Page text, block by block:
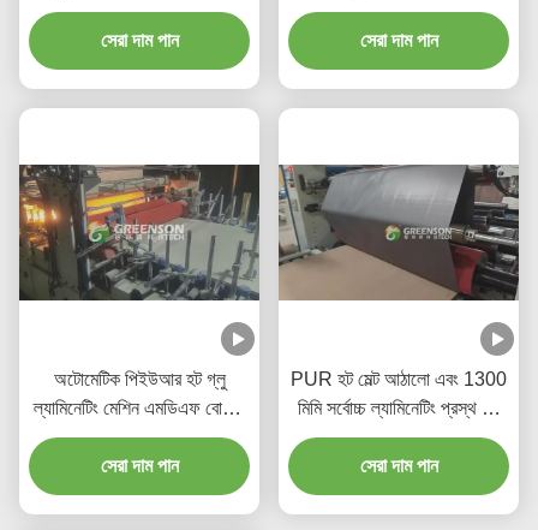
মিনিট উত্পাদন গতির সাথে 1220
মিমি * 2440-3000 মিমি জিপসাম
ওয়াল প্যানেলের জন্য
সেরা দাম পান
জন্য পরিবেশ-বান্ধব পিইউআর হট
মেল্ট গ্লু সহ সম্পূর্ণ স্বয়ংক্রিয়
ল্যামিনেশন মেশিন
সেরা দাম পান
অটোমেটিক পিইউআর হট গ্লু
ল্যামিনেটিং মেশিন এমডিএফ বোর্ডের
জন্য 5-17m/min উত্পাদন গতির
সাথে
সেরা দাম পান
PUR হট মেল্ট আঠালো এবং 1300
মিমি সর্বোচ্চ ল্যামিনেটিং প্রস্থ সহ
হাই স্পিড 5-17 মি/মিনিট PUR
ল্যামিনেটিং মেশিন
সেরা দাম পান